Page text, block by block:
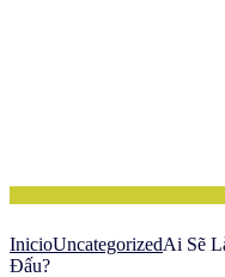
InicioUncategorizedAi Sẽ
Đấu?